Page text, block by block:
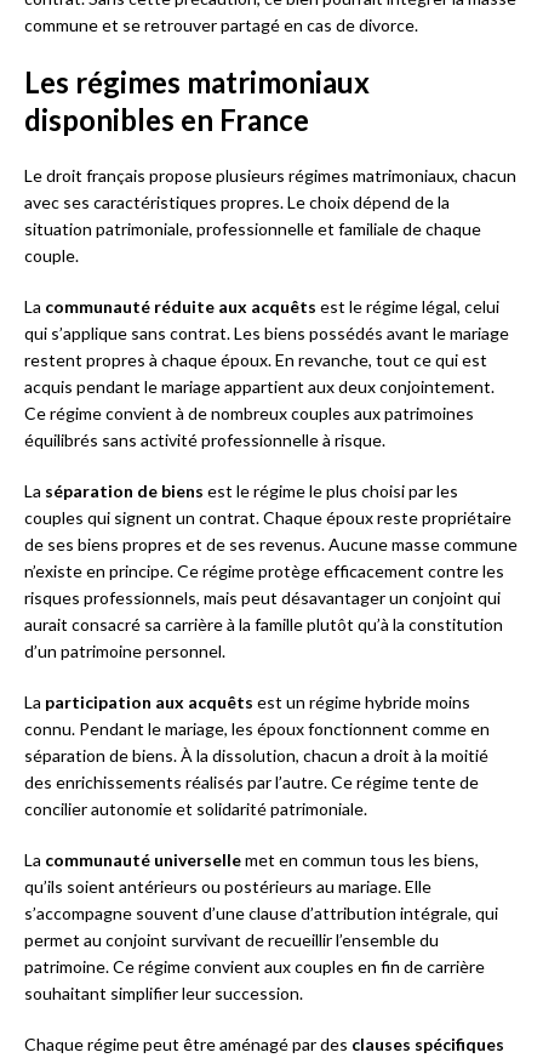
commune et se retrouver partagé en cas de divorce.
Les régimes matrimoniaux
disponibles en France
Le droit français propose plusieurs régimes matrimoniaux, chacun
avec ses caractéristiques propres. Le choix dépend de la
situation patrimoniale, professionnelle et familiale de chaque
couple.
La communauté réduite aux acquêts est le régime légal, celui
qui s’applique sans contrat. Les biens possédés avant le mariage
restent propres à chaque époux. En revanche, tout ce qui est
acquis pendant le mariage appartient aux deux conjointement.
Ce régime convient à de nombreux couples aux patrimoines
équilibrés sans activité professionnelle à risque.
La séparation de biens est le régime le plus choisi par les
couples qui signent un contrat. Chaque époux reste propriétaire
de ses biens propres et de ses revenus. Aucune masse commune
n’existe en principe. Ce régime protège efficacement contre les
risques professionnels, mais peut désavantager un conjoint qui
aurait consacré sa carrière à la famille plutôt qu’à la constitution
d’un patrimoine personnel.
La participation aux acquêts est un régime hybride moins
connu. Pendant le mariage, les époux fonctionnent comme en
séparation de biens. À la dissolution, chacun a droit à la moitié
des enrichissements réalisés par l’autre. Ce régime tente de
concilier autonomie et solidarité patrimoniale.
La communauté universellemet en commun tous les biens,
qu’ils soient antérieurs ou postérieurs au mariage. Elle
s’accompagne souvent d’une clause d’attribution intégrale, qui
permet au conjoint survivant de recueillir l’ensemble du
patrimoine. Ce régime convient aux couples en fin de carrière
souhaitant simplifier leur succession.
Chaque régime peut être aménagé par des clauses spécifiques